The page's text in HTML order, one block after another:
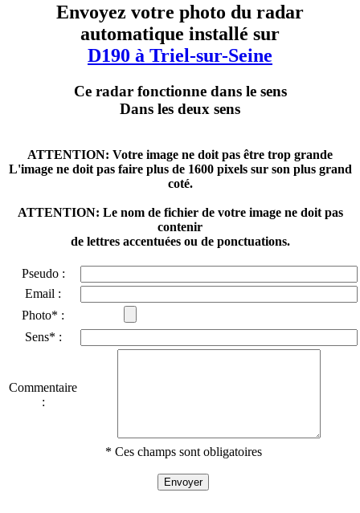
Envoyez votre photo du radar
automatique installé sur
D190 à Triel-sur-Seine
Ce radar fonctionne dans le sens
Dans les deux sens
ATTENTION: Votre image ne doit pas être trop grande
L'image ne doit pas faire plus de 1600 pixels sur son plus grand
coté.
ATTENTION: Le nom de fichier de votre image ne doit pas
contenir
de lettres accentuées ou de ponctuations.
Pseudo :
Email :
Photo* :
Sens* :
Commentaire
:
* Ces champs sont obligatoires